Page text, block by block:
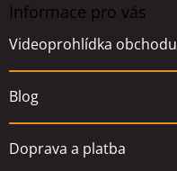
Informace pro vás
Videoprohlídka obchodu
Blog
Doprava a platba